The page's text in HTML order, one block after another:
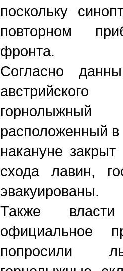
поскольку
повторном
фронта.
Согласно
расположенный
накануне закрыт
схода лавин,
эвакуированы.
Также власти
официальное
попросили